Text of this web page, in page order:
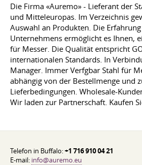
Die Firma «Auremo» - Lieferant der
und Mitteleuropas. Im Verzeichnis
Auswahl an Produkten. Die
Unternehmens ermöglicht es Ihnen,
für Messer. Die Qualität entspricht
internationalen Standards. In
Manager. Immer Verfgbar Stahl für
abhängig von der Bestellmenge und
Lieferbedingungen. Wholesale-
Wir laden zur Partnerschaft. Kaufen
Telefon in Buffalo:+1 716 910 04 21
E-mail: info@auremo.eu